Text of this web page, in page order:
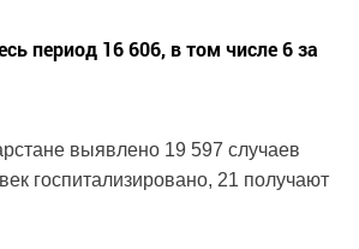
период 16 606, в том числе 6 за
выявлено 19 597 случаев
госпитализировано, 21 получают